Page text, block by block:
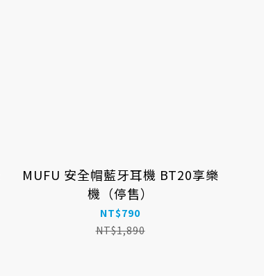
MUFU 安全帽藍牙耳機 BT20享樂
機（停售）
NT$790
NT$1,890